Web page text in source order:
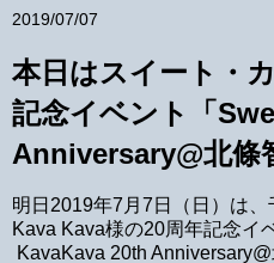
2019/07/07
本日はスイート・
記念イベント「
Anniversary@北條
明日2019年7月7日（日）は
Kava Kava様の20周年記念イ
KavaKava 20th